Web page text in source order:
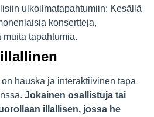
ulkoilmatapahtumiin: Kesällä
konsertteja,
tapahtumia.
hauska ja interaktiivinen tapa
Jokainen osallistuja tai
illallisen, jossa he